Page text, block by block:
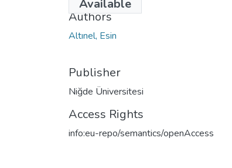
Available
Authors
Altınel, Esin
Publisher
Niğde Üniversitesi
Access Rights
info:eu-repo/semantics/openAccess